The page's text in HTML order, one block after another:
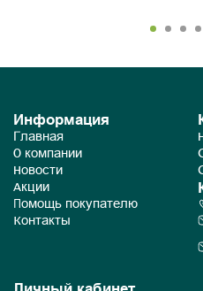
Информация
Главная
О компании
Новости
Акции
Помощь покупателю
Контакты